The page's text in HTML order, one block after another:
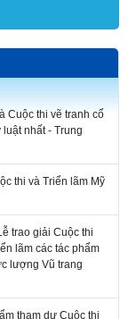
thi vẽ tranh cổ
nhất - Trung
thi và Triển lãm Mỹ
trao giải Cuộc thi
lãm các tác phẩm
lượng Vũ trang
tham dự Cuộc thi
Nam